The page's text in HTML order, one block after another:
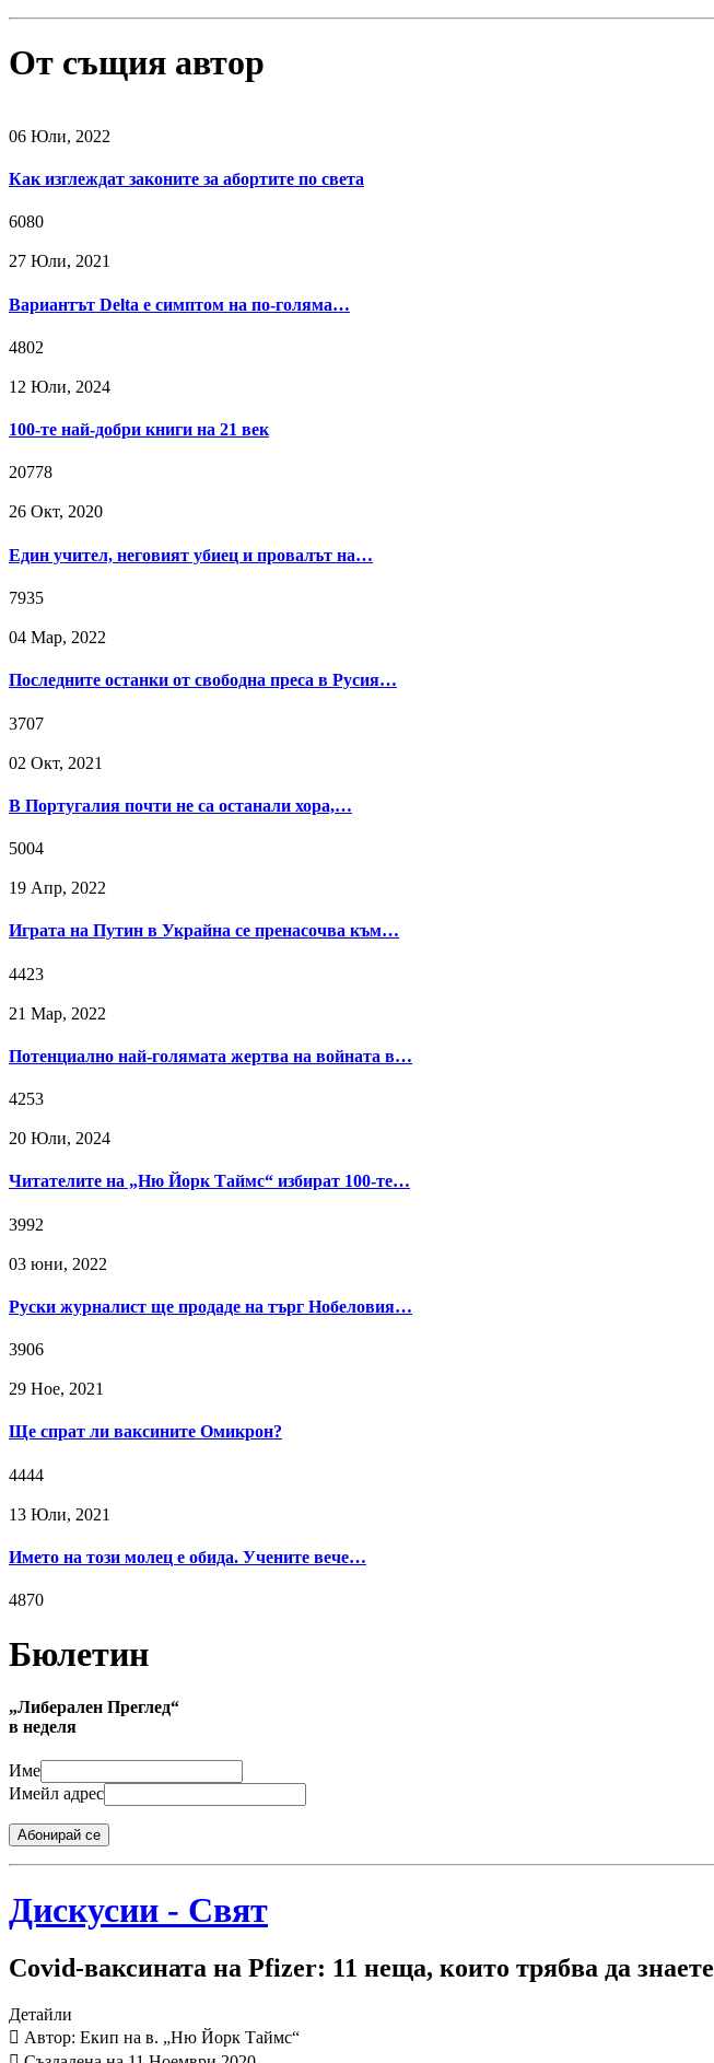
От същия автор
06 Юли, 2022
Как изглеждат законите за абортите по света
6080
27 Юли, 2021
Вариантът Delta е симптом на по-голяма…
4802
12 Юли, 2024
100-те най-добри книги на 21 век
20778
26 Окт, 2020
Един учител, неговият убиец и провалът на…
7935
04 Мар, 2022
Последните останки от свободна преса в Русия…
3707
02 Окт, 2021
В Португалия почти не са останали хора,…
5004
19 Апр, 2022
Играта на Путин в Украйна се пренасочва към…
4423
21 Мар, 2022
Потенциално най-голямата жертва на войната в…
4253
20 Юли, 2024
Читателите на „Ню Йорк Таймс“ избират 100-те…
3992
03 юни, 2022
Руски журналист ще продаде на търг Нобеловия…
3906
29 Ное, 2021
Ще спрат ли ваксините Омикрон?
4444
13 Юли, 2021
Името на този молец е обида. Учените вече…
4870
Бюлетин
„Либерален Преглед“
в неделя
Име
Имейл адрес
Абонирай се
Дискусии - Свят
Covid-ваксината на Pfizer: 11 неща, които трябва да знаете
Детайли
Автор: Екип на в. „Ню Йорк Таймс“